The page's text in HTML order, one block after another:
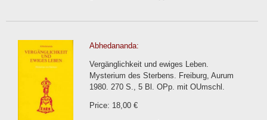
Abhedananda:
Vergänglichkeit und ewiges Leben.
Mysterium des Sterbens. Freiburg, Aurum
1980. 270 S., 5 Bl. OPp. mit OUmschl.
Price: 18,00 €